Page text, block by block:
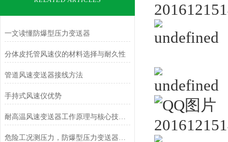
一文读懂防爆型压力变送器
分体皮托管风速仪的材料选择与耐久性
管道风速变送器接线方法
手持式风速仪优势
耐高温风速变送器工作原理与核心技术解析
危险工况测压力，防爆型压力变送器更安心